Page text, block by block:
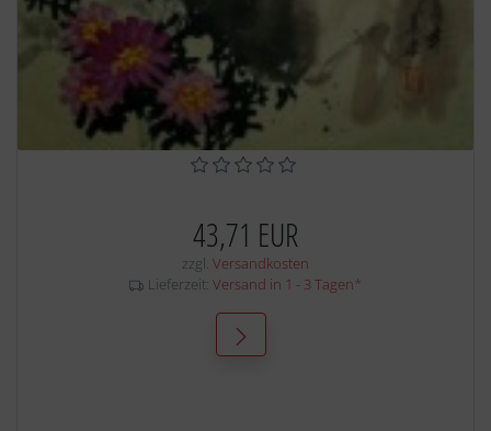
43,71 EUR
zzgl. Versandkosten
Lieferzeit: Versand in 1 - 3 Tagen *